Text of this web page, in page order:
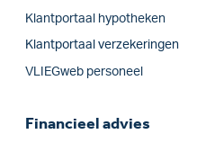
Klantportaal hypotheken
Klantportaal verzekeringen
VLIEGweb personeel
Financieel advies